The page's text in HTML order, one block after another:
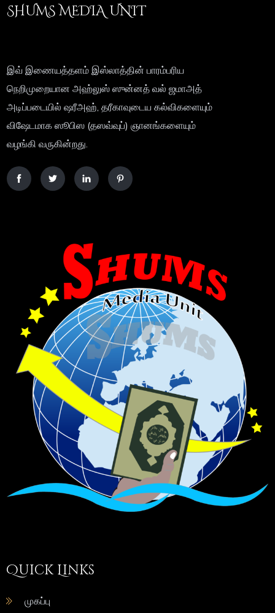
SHUMS MEDIA UNIT
இவ் இணையத்தளம் இஸ்லாத்தின் பாரம்பரிய
நெறிமுறையான அஹ்லுஸ் ஸுன்னத் வல் ஜமாஅத்
அடிப்படையில் ஷரீஅஹ், தரீகாவுடைய கல்விகளையும்
விஷேடமாக ஸூபிஸ (தஸவ்வுப்) ஞானங்களையும்
வழங்கி வருகின்றது.
Quick Links
முகப்பு